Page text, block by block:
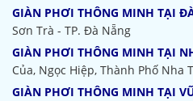
GIÀN PHƠI THÔNG MINH TẠI
Sơn Trà - TP. Đà Nẵng
GIÀN PHƠI THÔNG MINH TẠI
Của, Ngọc Hiệp, Thành Phố Nha
GIÀN PHƠI THÔNG MINH TẠI